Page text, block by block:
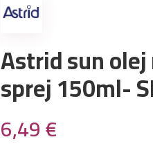
Astrid sun
sprej 150ml-
6,49€